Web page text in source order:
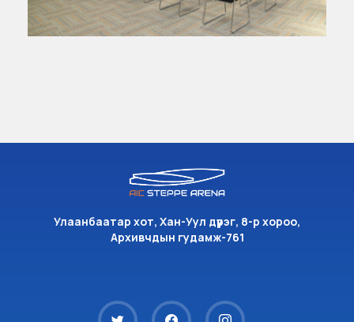
Улаанбаатар хот, Хан-Уул дүүрэг, 8-р хороо,
Архивчдын гудамж-761